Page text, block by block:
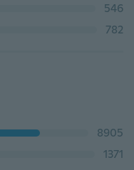
546
782
8905
1371